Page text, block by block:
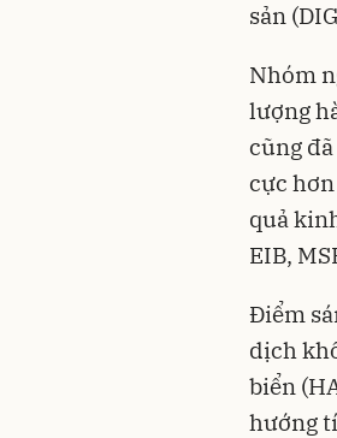
sản
Nhóm
lượng
cũng
cực
quả
EIB,
Điểm
dịch
biển
hướng